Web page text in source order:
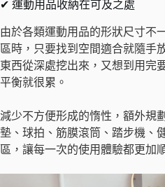
✔ 運動用品收納在可及之處
由於各類運動用品的形狀尺寸不
區時，只要找到空間適合就隨手
東西從深處挖出來，又想到用完
平衡就很累。
減少不方便形成的惰性，額外規
墊、球拍、筋膜滾筒、踏步機、
區，讓每一次的使用體驗都更加